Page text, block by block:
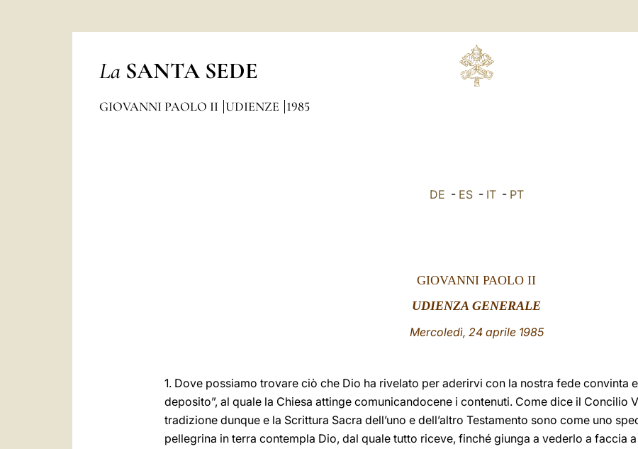
La SANTA SEDE
GIOVANNI PAOLO II UDIENZE 1985
DE - ES- IT- PT
GIOVANNI PAOLO II
UDIENZA GENERALE
Mercoledì, 24 aprile 1985
1. Dove possiamo trovare ciò che Dio ha rivelato per aderirvi con la nostra fede convinta
deposito”, al quale la Chiesa attinge comunicandocene i contenuti. Come dice il Concilio
tradizione dunque e la Scrittura Sacra dell’uno e dell’altro Testamento sono come uno
pellegrina in terra contempla Dio, dal quale tutto riceve, finché giunga a vederlo a faccia